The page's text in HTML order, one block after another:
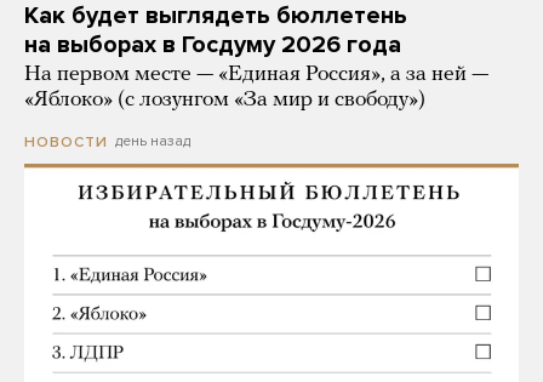
Как будет выглядеть бюллетень
на выборах в Госдуму 2026 года
На первом месте — «Единая Россия», а за ней —
«Яблоко» (с лозунгом «За мир и свободу»)
НОВОСТИ день назад